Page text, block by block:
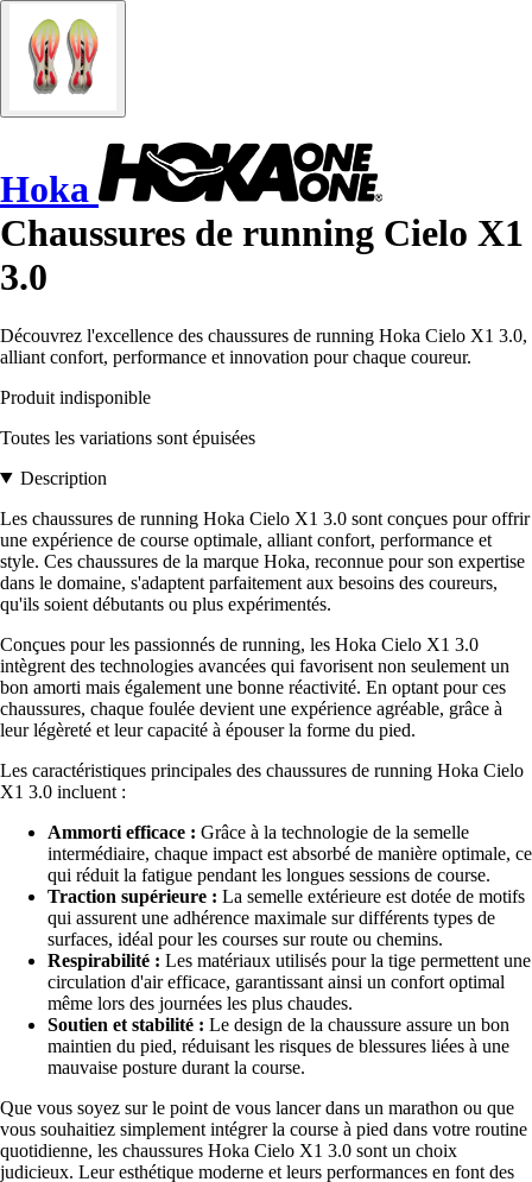
Hoka
Chaussures de running Cielo X1
3.0
Découvrez l'excellence des chaussures de running Hoka Cielo X1 3.0,
alliant confort, performance et innovation pour chaque coureur.
Produit indisponible
Toutes les variations sont épuisées
Description
Les chaussures de running Hoka Cielo X1 3.0 sont conçues pour offrir
une expérience de course optimale, alliant confort, performance et
style. Ces chaussures de la marque Hoka, reconnue pour son expertise
dans le domaine, s'adaptent parfaitement aux besoins des coureurs,
qu'ils soient débutants ou plus expérimentés.
Conçues pour les passionnés de running, les Hoka Cielo X1 3.0
intègrent des technologies avancées qui favorisent non seulement un
bon amorti mais également une bonne réactivité. En optant pour ces
chaussures, chaque foulée devient une expérience agréable, grâce à
leur légèreté et leur capacité à épouser la forme du pied.
Les caractéristiques principales des chaussures de running Hoka Cielo
X1 3.0 incluent :
Ammorti efficace : Grâce à la technologie de la semelle
intermédiaire, chaque impact est absorbé de manière optimale, ce
qui réduit la fatigue pendant les longues sessions de course.
Traction supérieure : La semelle extérieure est dotée de motifs
qui assurent une adhérence maximale sur différents types de
surfaces, idéal pour les courses sur route ou chemins.
Respirabilité : Les matériaux utilisés pour la tige permettent une
circulation d'air efficace, garantissant ainsi un confort optimal
même lors des journées les plus chaudes.
Soutien et stabilité : Le design de la chaussure assure un bon
maintien du pied, réduisant les risques de blessures liées à une
mauvaise posture durant la course.
Que vous soyez sur le point de vous lancer dans un marathon ou que
vous souhaitiez simplement intégrer la course à pied dans votre routine
quotidienne, les chaussures Hoka Cielo X1 3.0 sont un choix
judicieux. Leur esthétique moderne et leurs performances en font des